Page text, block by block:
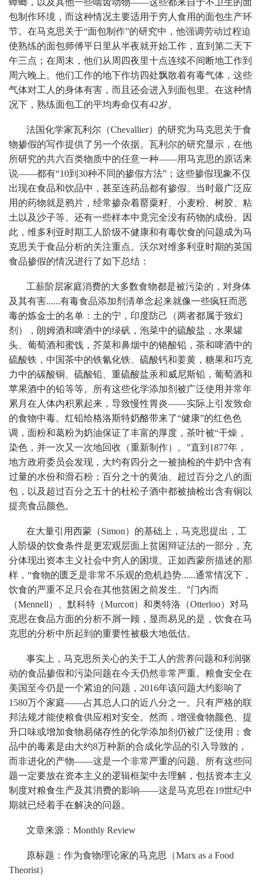
包制作环境，而这种情况主要适用于穷人食用的面包生产环
节。在马克思关于“面包制作”的研究中，他强调劳动过程迫
使熟练的面包师傅平日里从半夜就开始工作，直到第二天下
午三点；在周末，他们从周四夜里十点连续不间断地工作到
周六晚上。他们工作的地下作坊四处飘散着有毒气体，这些
气体对工人的身体有害，而且还会进入到面包里。在这种情
况下，熟练面包工的平均寿命仅有42岁。
法国化学家瓦利尔（Chevallier）的研究为马克思关于食
物掺假的写作提供了另一个依据。瓦利尔的研究显示，在他
所研究的共六百类物质中的任意一种——用马克思的原话来
说——都有“10到30种不同的掺假方法”；这些掺假现象不仅
出现在食品和饮品中，甚至连药品都有掺假。当时最广泛应
用的药物就是鸦片，经常掺杂着罂粟籽、小麦粉、树胶、粘
土以及沙子等。还有一些样本中竟完全没有药物的成份。因
此，维多利亚时期工人阶级不健康和有毒饮食的问题成为马
克思关于食品分析的关注重点。沃尔对维多利亚时期的英国
食品掺假的情况进行了如下总结：
工薪阶层家庭消费的大多数食物都是被污染的，对身体
及其有害......有毒食品添加剂清单念起来就像一些疯狂而恶
毒的炼金士的名单：土的宁，印度防己（两者都属于致幻
剂），朗姆酒和啤酒中的绿矾，泡菜中的硫酸盐，水果罐
头、葡萄酒和蜜饯，芥菜和鼻烟中的铬酸铅，茶和啤酒中的
硫酸铁，中国茶中的铁氰化铁、硫酸钙和姜黄，糖果和巧克
力中的碳酸铜、硫酸铅、重硫酸盐汞和威尼斯铅，葡萄酒和
苹果酒中的铅等等。所有这些化学添加剂被广泛使用并常年
累月在人体内积累起来，导致慢性胃炎——实际上引发致命
的食物中毒。红铅给格洛斯特奶酪带来了“健康”的红色色
调，面粉和葛粉为奶油保证了丰富的厚度，茶叶被“干燥，
染色，并一次又一次地回收（重新制作）。”直到1877年，
地方政府委员会发现，大约有四分之一被抽检的牛奶中含有
过量的水份和滑石粉；百分之十的黄油、超过百分之八的面
包，以及超过百分之五十的杜松子酒中都被抽检出含有铜以
提亮食品颜色。
在大量引用西蒙（Simon）的基础上，马克思提出，工
人阶级的饮食条件是更宏观层面上贫困辩证法的一部分，充
分体现出资本主义社会中穷人的困境。正如西蒙所描述的那
样，“食物的匮乏是非常不乐观的危机趋势......通常情况下，
饮食的严重不足只会在其他贫困之前发生。”门内而
（Mennell）、默科特（Murcott）和奥特洛（Otterloo）对马
克思在食品方面的分析不屑一顾，显而易见的是，饮食在马
克思的分析中所起到的重要性被极大地低估。
事实上，马克思所关心的关于工人的营养问题和利润驱
动的食品掺假和污染问题在今天仍然非常严重。粮食安全在
美国至今仍是一个紧迫的问题，2016年该问题大约影响了
1580万个家庭——占其总人口的近八分之一。只有严格的联
邦法规才能使粮食供应相对安全。然而，增强食物颜色、提
升口味或增加食物易储存性的化学添加剂仍被广泛使用；食
品中的毒素是由大约8万种新的合成化学品的引入导致的，
而非进化的产物——这是一个非常严重的问题。所有这些问
题一定要放在资本主义的逻辑框架中去理解，包括资本主义
制度对粮食生产及其消费的影响——这是马克思在19世纪中
期就已经着手在解决的问题。
文章来源：Monthly Review
原标题：作为食物理论家的马克思（Marx as a Food
Theorist）